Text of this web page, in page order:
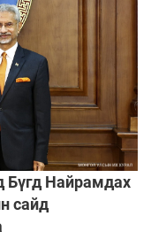
Бүгд Найрамдах
сайд